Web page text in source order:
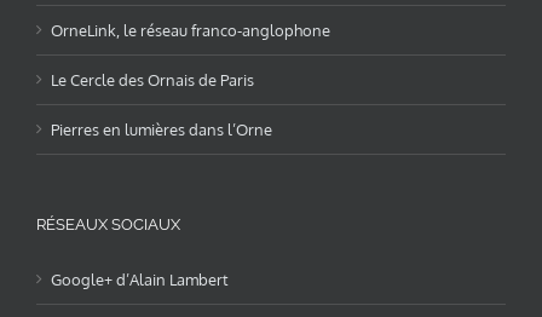
OrneLink, le réseau franco-anglophone
Le Cercle des Ornais de Paris
Pierres en lumières dans l’Orne
RÉSEAUX SOCIAUX
Google+ d’Alain Lambert